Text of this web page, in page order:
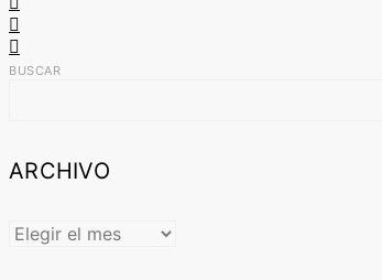
BUSCAR
ARCHIVO
ARCHIVO